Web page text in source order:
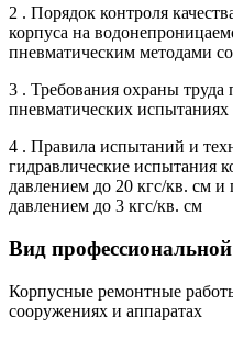
2 . Порядок контроля
корпуса на
пневматическим методами
3 . Требования охраны труда
пневматических испытаниях
4 . Правила испытаний и
гидравлические испытания
давлением до 20 кгс/кв. см
давлением до 3 кгс/кв. см
Вид профессиональной
Корпусные ремонтные
сооружениях и аппаратах